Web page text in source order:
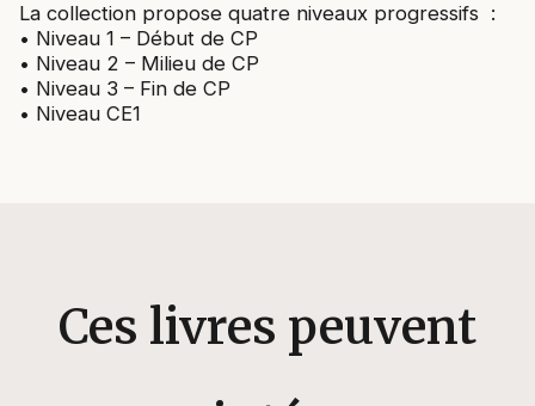
La collection propose quatre niveaux progressifs :
• Niveau 1 – Début de CP
• Niveau 2 – Milieu de CP
• Niveau 3 – Fin de CP
• Niveau CE1
Ces livres peuvent